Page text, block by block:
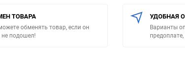
ТОВАРА
обменять товар, если он
подошел!
УДОБНАЯ
Варианты